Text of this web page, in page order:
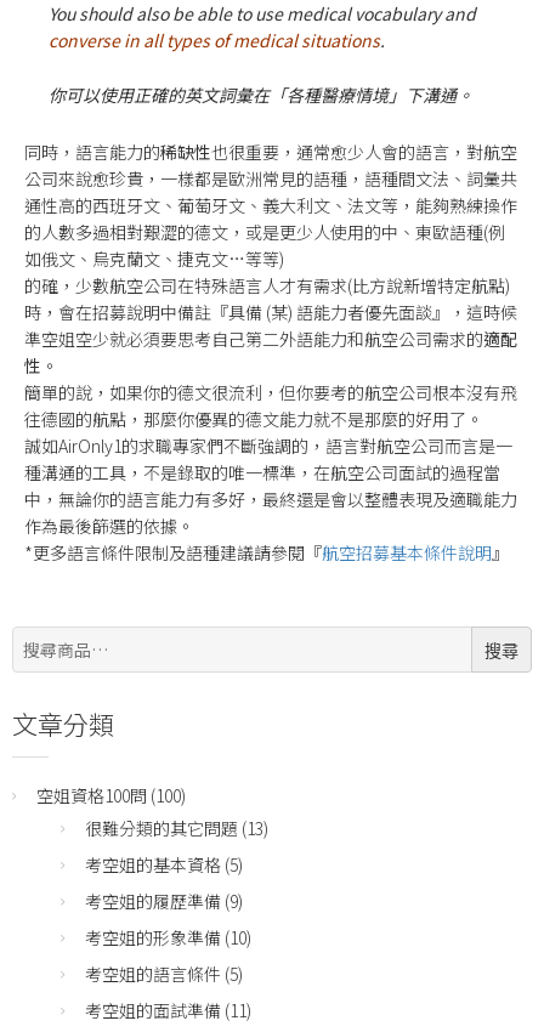
You should also be able to use medical vocabulary and
converse in all types of medical situations.
你可以使用正確的英文詞彙在「各種醫療情境」下溝通。
同時，語言能力的稀缺性也很重要，通常愈少人會的語言，對航空
公司來說愈珍貴，一樣都是歐洲常見的語種，語種間文法、詞彙共
通性高的西班牙文、葡萄牙文、義大利文、法文等，能夠熟練操作
的人數多過相對艱澀的德文，或是更少人使用的中、東歐語種(例
如俄文、烏克蘭文、捷克文…等等)
的確，少數航空公司在特殊語言人才有需求(比方說新增特定航點)
時，會在招募說明中備註『具備 (某) 語能力者優先面談』，這時候
準空姐空少就必須要思考自己第二外語能力和航空公司需求的適配
性 。
簡單的說，如果你的德文很流利，但你要考的航空公司根本沒有飛
往德國的航點，那麼你優異的德文能力就不是那麼的好用了。
誠如AirOnly1的求職專家們不斷強調的，語言對航空公司而言是一
種溝通的工具，不是錄取的唯一標準，在航空公司面試的過程當
中，無論你的語言能力有多好，最終還是會以整體表現及適職能力
作為最後篩選的依據。
*更多語言條件限制及語種建議請參閱『航空招募基本條件說明 』
搜
尋:
搜尋
文章分類
空姐資格100問 (100)
很難分類的其它問題 (13)
考空姐的基本資格 (5)
考空姐的履歷準備 (9)
考空姐的形象準備 (10)
考空姐的語言條件 (5)
考空姐的面試準備 (11)